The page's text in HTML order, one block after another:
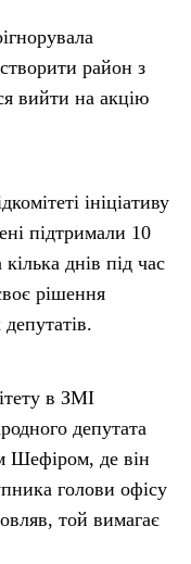
район з
вийти на акцію
ініціативу
підтримали 10
днів під час
рішення
в ЗМІ
депутата
Шефіром, де він
голови офісу
той вимагає